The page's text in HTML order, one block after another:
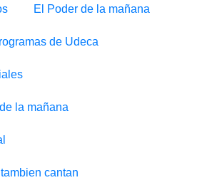
El Poder de la mañana
de Udeca
la mañana
cantan